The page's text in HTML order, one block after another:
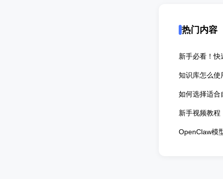
热门内容
新手必看！快
知识库怎么使
如何选择适合
新手视频教程
OpenClaw模